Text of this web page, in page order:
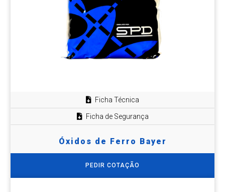
Ficha Técnica
Ficha de Segurança
Óxidos de Ferro Bayer
PEDIR COTAÇÃO